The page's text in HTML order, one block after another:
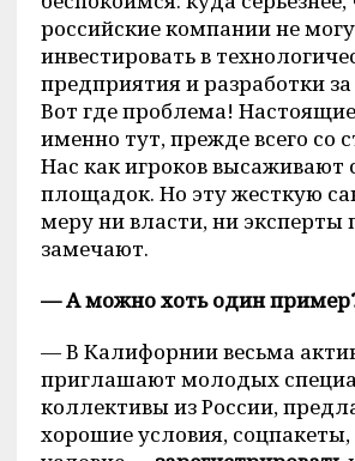
российские компании не
инвестировать в
предприятия и разработки
Вот где проблема!
именно тут, прежде всего со
Нас как игроков высаживают
площадок. Но эту жесткую
меру ни власти, ни эксперты
замечают.
— А можно хоть один
— В Калифорнии весьма
приглашают молодых
коллективы из России,
хорошие условия,